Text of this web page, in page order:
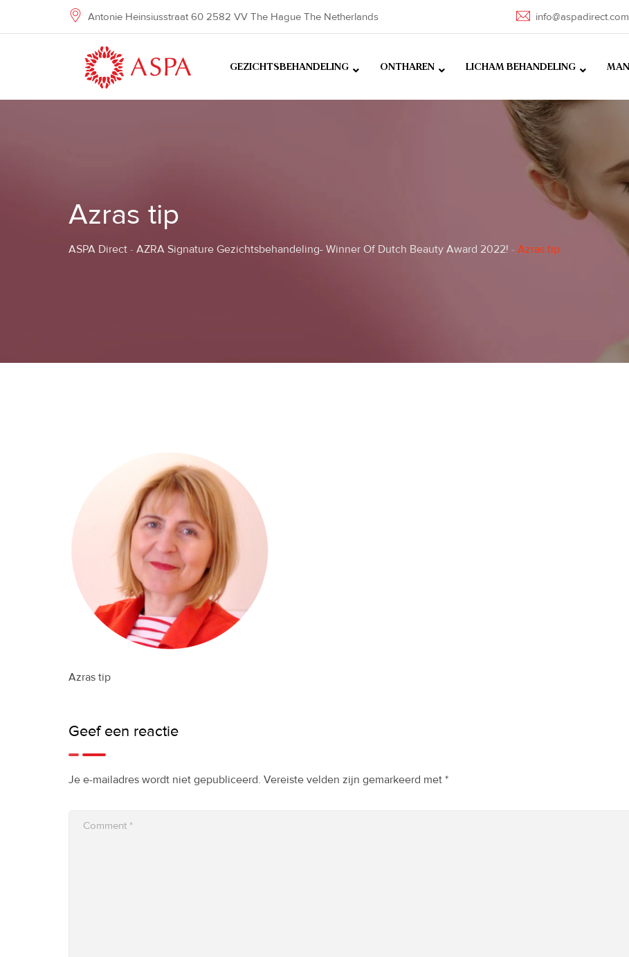
Antonie Heinsiusstraat 60 2582 VV The Hague The Netherlands info@aspadirect.com
GEZICHTSBEHANDELING ONTHAREN LICHAM BEHANDELING
Azras tip
ASPA Direct - AZRA Signature Gezichtsbehandeling- Winner Of Dutch Beauty Award 2022! - Azras tip
Azras tip
Geef een reactie
Je e-mailadres wordt niet gepubliceerd. Vereiste velden zijn gemarkeerd met *